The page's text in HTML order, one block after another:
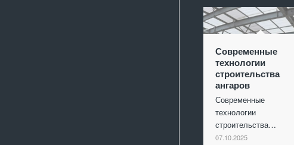
Современные
технологии
строительства
ангаров
Современные
технологии
строительства…
07.10.2025